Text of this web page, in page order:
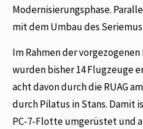
Modernisierungsphase.
mit dem Umbau des
Im Rahmen der
wurden bisher 14 Flugzeuge
acht davon durch die RUAG
durch Pilatus in Stans. Damit
PC-7-Flotte umgerüstet und